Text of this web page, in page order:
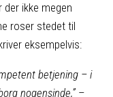
der ikke megen
roser stedet til
eksempelvis:
betjening – i
nogensinde,”–